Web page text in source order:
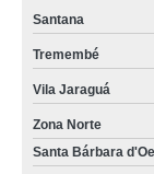
Santana
Tremembé
Vila Jaraguá
Zona Norte
Santa Bárbara